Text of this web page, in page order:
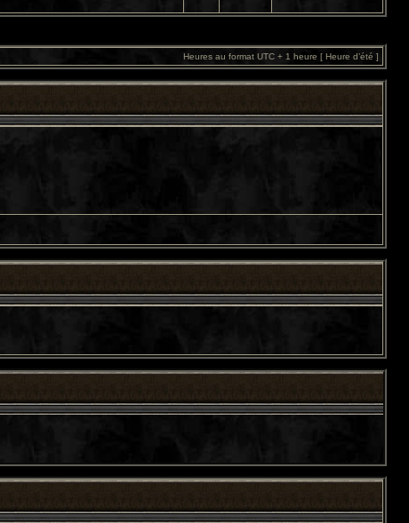
Heures au format UTC + 1 heure [ Heure d’été ]